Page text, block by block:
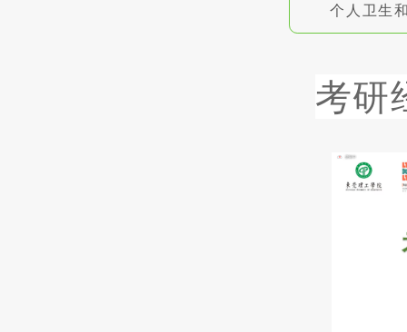
个人卫生
考研